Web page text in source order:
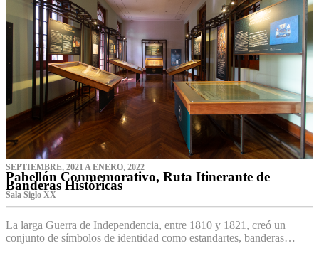
SEPTIEMBRE, 2021 A ENERO, 2022
Pabellón Conmemorativo, Ruta Itinerante de
Banderas Históricas
Sala Siglo XX
La larga Guerra de Independencia, entre 1810 y 1821, creó un
conjunto de símbolos de identidad como estandartes, banderas…